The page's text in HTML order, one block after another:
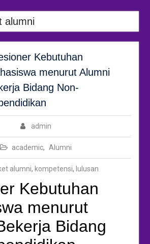
alumni
Kebutuhan
menurut Alumni
Bidang Non-
admin
academic, Alumni
alumni, kompetensi, lulusan